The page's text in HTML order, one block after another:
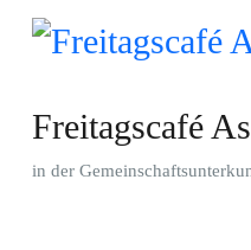
Zum
Freitagscafé
in der